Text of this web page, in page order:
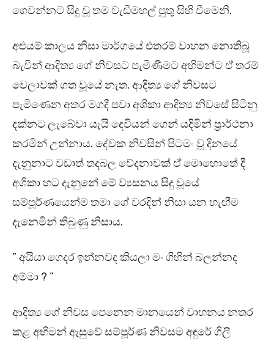
ගෙවන්නට සිදු වූ තම වැඩිමහල් පුතු සිහි වීමෙනි.
අළුයම් කාලය නිසා මාර්ගයේ එතරම් වාහන නොතිබූ
බැවින් ආදිත්‍ය ගේ නිවසට පැමිණීමට අභිමන්ට ඒ තරම්
වෙලාවක් ගත වූයේ නැත. ආදිත්‍ය ගේ නිවසට
පැමිණෙන අතර මගදී පවා අශිකා ආදිත්‍ය නිවසේ සිටිනු
දක්නට ලැබේවා යැයි දෙවියන් ගෙන් යදිමින් ප්‍රාර්ථනා
කරමින් උන්නාය. දේවක නිවසින් පිටමං වූ දිනයේ
දැනුනාට වඩාත් තදබල වේදනාවක් ඒ මොහොතේ දී
අශිකා හට දැනුනේ මේ ව්‍යසනය සිදු වූයේ
සම්පූර්ණයෙන්ම තමා ගේ වරදින් නිසා යන හැඟීම
දැනෙමින් තිබුණු නිසාය.
” අයියා ගෙදර ඉන්නවද කියලා මං ගිහින් බලන්නද
අම්මා ? ”
ආදිත්‍ය ගේ නිවස පෙනෙන මානයෙන් වාහනය නතර
කළ අභිමන් ඇසුවේ සම්පූර්ණ නිවසම අඳුරේ ගිලී